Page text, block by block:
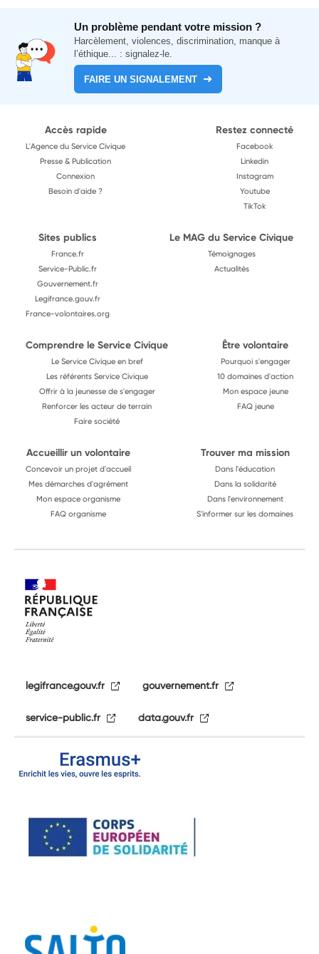
Un problème pendant votre mission ?
Harcèlement, violences, discrimination, manque à
l’éthique... : signalez-le.
FAIRE UN SIGNALEMENT
Accès rapide
L'Agence du Service Civique
Presse & Publication
Connexion
Besoin d'aide ?
Restez connecté
Facebook
Linkedin
Instagram
Youtube
TikTok
Sites publics
France.fr
Service-Public.fr
Gouvernement.fr
Legifrance.gouv.fr
France-volontaires.org
Le MAG du Service Civique
Témoignages
Actualités
Comprendre le Service Civique
Le Service Civique en bref
Les référents Service Civique
Offrir à la jeunesse de s'engager
Renforcer les acteur de terrain
Faire société
Être volontaire
Pourquoi s'engager
10 domaines d'action
Mon espace jeune
FAQ jeune
Accueillir un volontaire
Concevoir un projet d'accueil
Mes démarches d'agrément
Mon espace organisme
FAQ organisme
Trouver ma mission
Dans l'éducation
Dans la solidarité
Dans l'environnement
S'informer sur les domaines
legifrance.gouv.fr gouvernement.fr
service-public.fr data.gouv.fr